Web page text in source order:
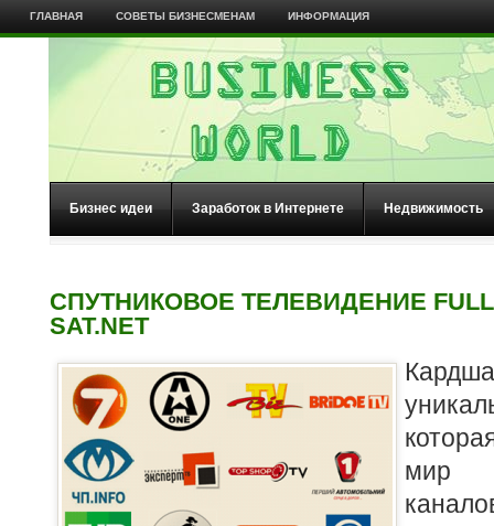
ГЛАВНАЯ СОВЕТЫ БИЗНЕСМЕНАМ ИНФОРМАЦИЯ
Бизнес идеи Заработок в Интернете Недвижимость
СПУТНИКОВОЕ ТЕЛЕВИДЕНИЕ FULL
SAT.NET
мир